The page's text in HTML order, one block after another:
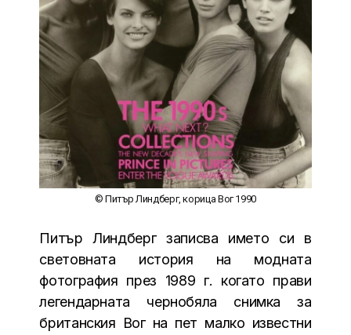
© Питър Линдберг, корица Вог 1990
Питър Линдберг записва името си в
световната история на модната
фотография през 1989 г. когато прави
легендарната чернобяла снимка за
британския Вог на пет малко известни